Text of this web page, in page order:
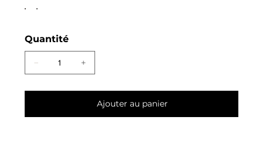
Quantité
Ajouter au panier